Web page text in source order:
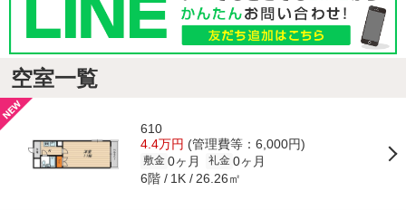
空室一覧
610
4.4万円 (管理費等：6,000円)
敷金 0ヶ月 礼金 0ヶ月
6階 1K 26.26㎡